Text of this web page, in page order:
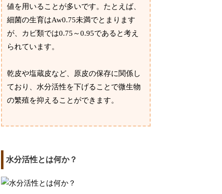
値を用いることが多いです。たとえば、
細菌の生育はAw0.75未満でとまります
が、カビ類では0.75～0.95であると考え
られています。
乾皮や塩蔵皮など、原皮の保存に関係し
ており、水分活性を下げることで微生物
の繁殖を抑えることができます。
水分活性とは何か？